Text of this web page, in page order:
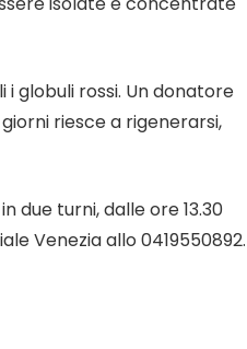
globuli rossi. Un donatore
riesce a rigenerarsi,
due turni, dalle ore 13.30
Venezia allo 0419550892.